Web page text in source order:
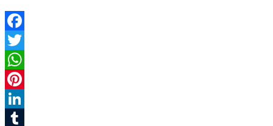
Facebook
Twitter
WhatsApp
Pinterest
LinkedIn